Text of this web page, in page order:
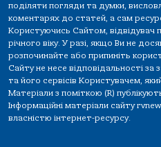
поділяти погляди та думки,
коментарях до статей, а сам
Користуючись Сайтом, відвідувач
річного віку. У разі, якщо Ви не
розпочинайте або припиніть
Сайту не несе відповідальності за
та його сервісів Користувачем,
Матеріали з поміткою (R)
Інформаційні матеріали сайту
власністю інтернет-ресурсу.